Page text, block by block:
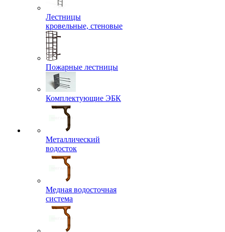
Лестницы
кровельные, стеновые
Пожарные лестницы
Комплектующие ЭБК
Металлический
водосток
Медная водосточная
система